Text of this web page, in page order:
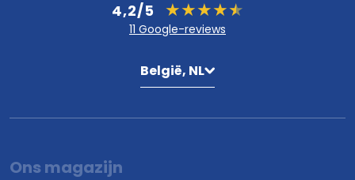
4,2/5
11 Google-reviews
België, NL
Ons magazijn